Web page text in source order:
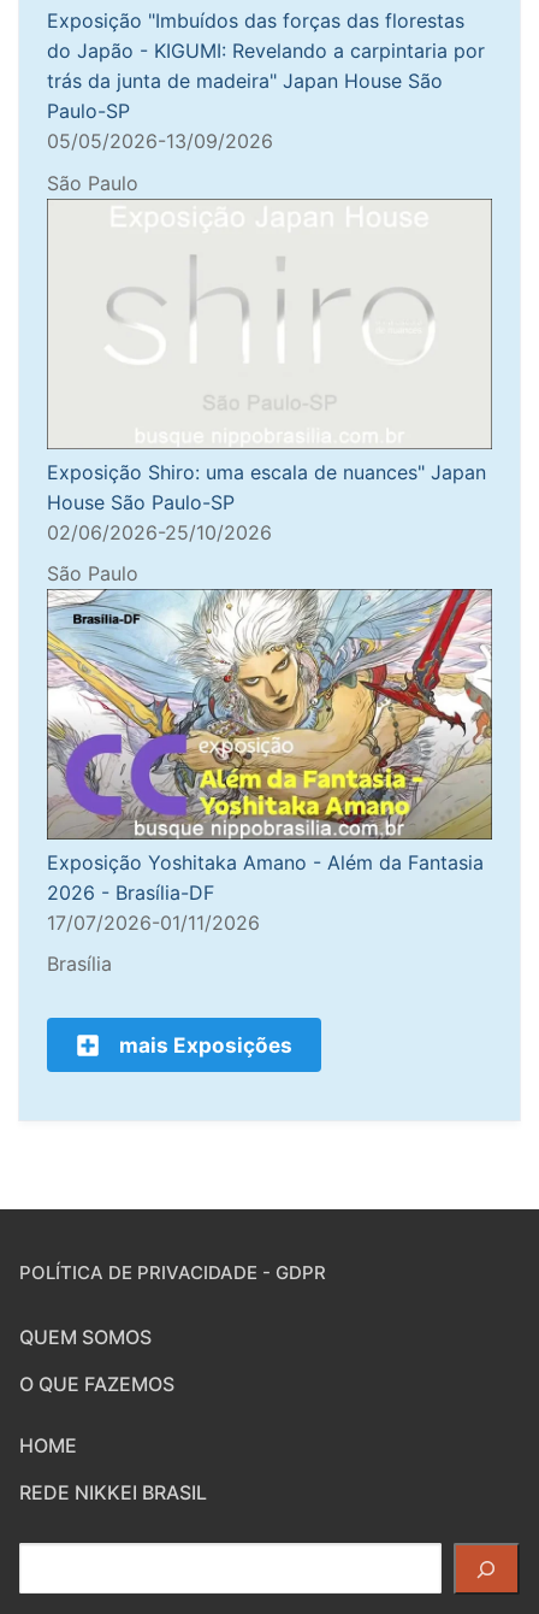
Exposição "Imbuídos das forças das florestas
do Japão - KIGUMI: Revelando a carpintaria por
trás da junta de madeira" Japan House São
Paulo-SP
05/05/2026-13/09/2026
São Paulo
Exposição Shiro: uma escala de nuances" Japan
House São Paulo-SP
02/06/2026-25/10/2026
São Paulo
Exposição Yoshitaka Amano - Além da Fantasia
2026 - Brasília-DF
17/07/2026-01/11/2026
Brasília
mais Exposições
POLÍTICA DE PRIVACIDADE - GDPR
QUEM SOMOS
O QUE FAZEMOS
HOME
REDE NIKKEI BRASIL